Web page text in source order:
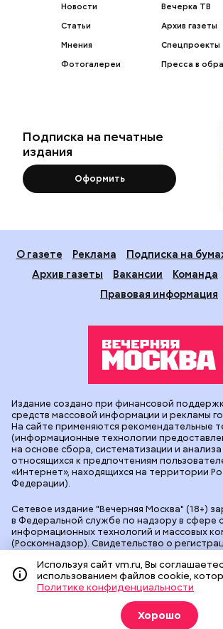
Новости
Статьи
Мнения
Фотогалереи
Вечерка ТВ
Архив газеты
Спецпроекты
Пресса в
Подписка на печатные
издания
Оформить
О газете Реклама
Подписка на
Архив газеты
Вакансии Команда
Правовая информация
Сетевое издание "Вечерняя Москва" (18+)
в Федеральной службе по надзору в сфере
информационных технологий и массовых
(Роскомнадзор). Свидетельство о
"Вечерняя Москва". Главный редакторvm.ru:
Геннадьевич Глуходедов. Адрес редакции:
Бумажный пр-д, д. 14, стр. 2. Телефон:
. Почта для связи с
Издание создано при финансовой
средств массовой информации и рекламы
На сайте применяются рекомендательные
(информационные технологии
на основе сбора, систематизации и анализа
относящихся к предпочтениям
«Интернет», находящихся на территории
Федерации).
Используя сайт vm.ru, Вы
использованием файлов cookie,
Политике конфиденциальности
Хорошо